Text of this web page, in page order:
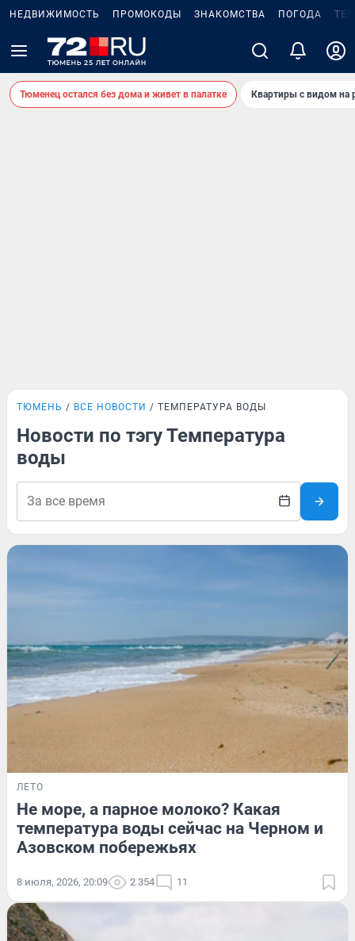
НЕДВИЖИМОСТЬ ПРОМОКОДЫ ЗНАКОМСТВА ПОГОДА
Тюменец остался без дома и живет в палатке Квартиры с видом на
ТЮМЕНЬ ВСЕ НОВОСТИ ТЕМПЕРАТУРА ВОДЫ
Новости по тэгу Температура
воды
ЛЕТО
Не море, а парное молоко? Какая
температура воды сейчас на Черном и
Азовском побережьях
8 июля, 2026, 20:09 2 354 11